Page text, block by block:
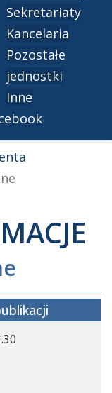
Sekretariaty
Kancelaria
Pozostałe
jednostki
Inne